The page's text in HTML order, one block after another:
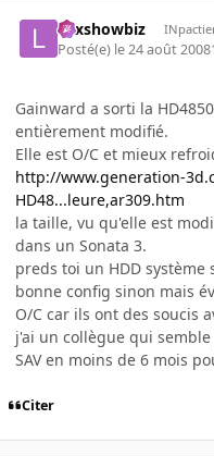
Lexshowbiz
Posté(e) le 24 août 2008
Gainward a sorti la
entièrement modifié.
Elle est O/C et mieux
http://www.generation-
HD48...leure,ar309.htm
la taille, vu qu'elle est
dans un Sonata 3.
preds toi un HDD système
bonne config sinon mais
O/C car ils ont des soucis
j'ai un collègue qui
SAV en moins de 6 mois
Citer